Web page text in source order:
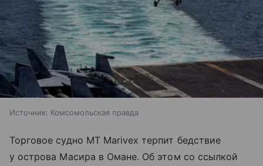
Источник: Комсомольская правда
Торговое судно MT Marivex терпит бедствие
у острова Масира в Омане. Об этом со ссылкой